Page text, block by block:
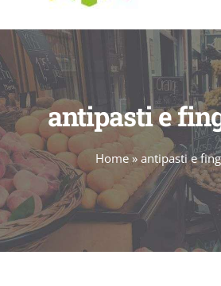
antipasti e
Home» antipasti e